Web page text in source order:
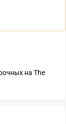
на The